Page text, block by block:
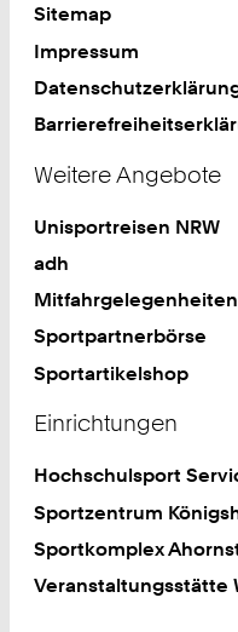
Sitemap
Impressum
Weitere Angebote
Unisportreisen NRW
adh
Mitfahrgelegenheiten
Sportpartnerbörse
Sportartikelshop
Einrichtungen
Hochschulsport
Sportzentrum
Sportkomplex
Veranstaltungsstätte